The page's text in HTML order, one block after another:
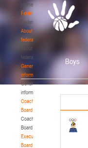
Home
Federation
Federation
About
federation
About
federation
General
information
General
information
Coaching
Board
Coaching
Board
Executive
Board
Boys